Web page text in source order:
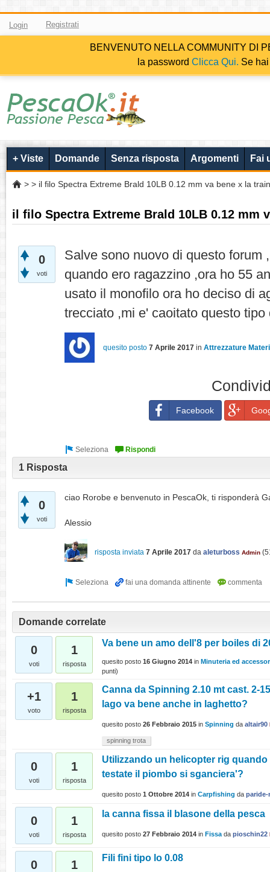
Login Registrati
BENVENUTO NELLA COMMUNITY DI
la password Clicca Qui. Se
+ Viste Domande Senza risposta Argomenti Fai
> > il filo Spectra Extreme Brald 10LB 0.12 mm va bene x la
il filo Spectra Extreme Brald 10LB 0.12 mm
0
voti
Salve sono nuovo di questo forum
quando ero ragazzino ,ora ho 55
usato il monofilo ora ho deciso di
trecciato ,mi e' caoitato questo
quesito posto 7 Aprile 2017 in Attrezzature
Facebook
1 Risposta
0
voti
ciao Rorobe e benvenuto in PescaOk, ti risponderà
Alessio
risposta inviata 7 Aprile 2017 da aleturboss Admin (
Domande correlate
0
voti
1
risposta
Va bene un amo dell'8 per boiles di
quesito posto 16 Giugno 2014 in Minuteria ed
punti)
+1
voto
1
risposta
Canna da Spinning 2.10 mt cast. 2-
lago va bene anche in laghetto?
quesito posto 26 Febbraio 2015 in Spinning da altair90
spinning trota
0
voti
1
risposta
Utilizzando un helicopter rig quando
testate il piombo si sganciera'?
quesito posto 1 Ottobre 2014 in Carpfishing da paride-
0
voti
1
risposta
la canna fissa il blasone della pesca
quesito posto 27 Febbraio 2014 in Fissa da pioschin22
0 1
Fili fini tipo lo 0.08